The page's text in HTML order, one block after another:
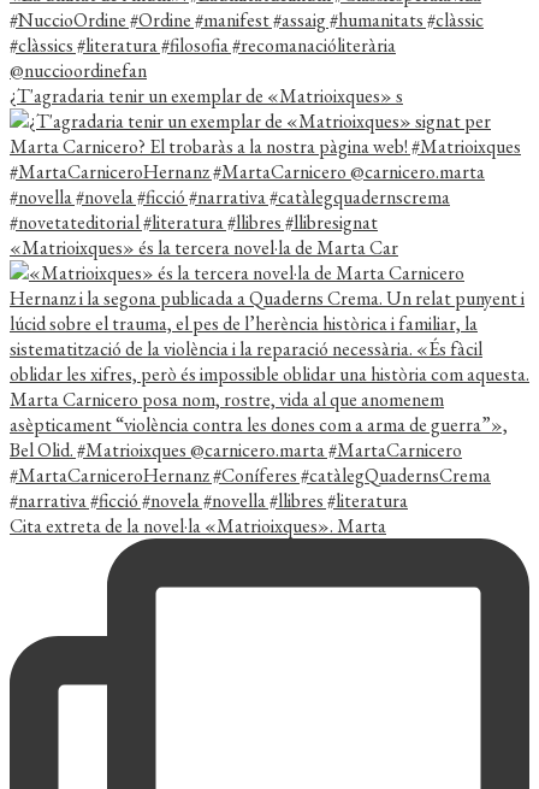
¿T'agradaria tenir un exemplar de «Matrioixques» s
«Matrioixques» és la tercera novel·la de Marta Car
Cita extreta de la novel·la «Matrioixques». Marta